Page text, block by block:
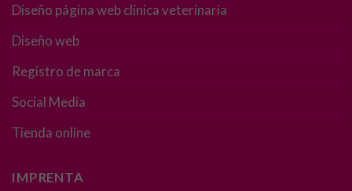
Diseño página web clínica veterinaria
Diseño web
Registro de marca
Social Media
Tienda online
IMPRENTA